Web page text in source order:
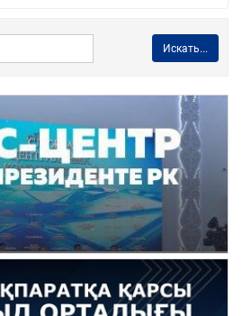
Искать...